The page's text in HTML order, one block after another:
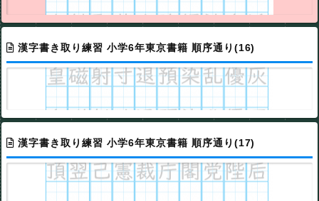
漢字書き取り練習 小学6年東京書籍 順序通り(16)
漢字書き取り練習 小学6年東京書籍 順序通り(17)